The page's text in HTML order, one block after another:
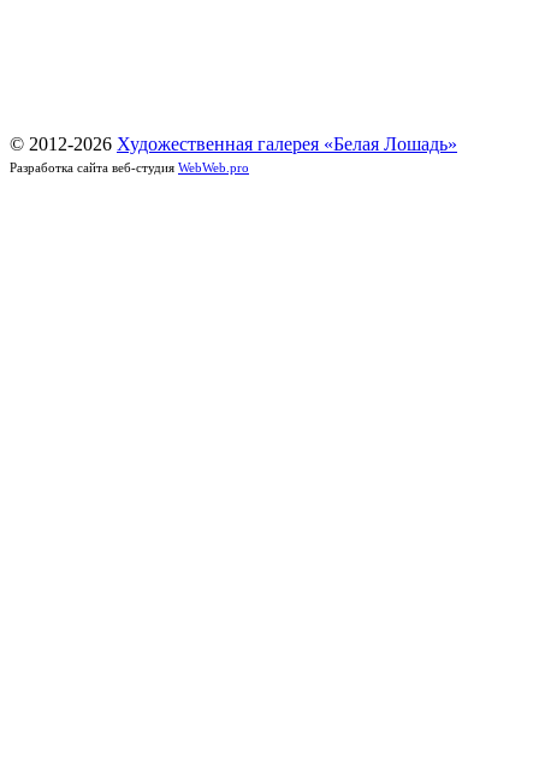
© 2012-2026 Художественная галерея «Белая Лошадь»
Разработка сайта веб-студия WebWeb.pro